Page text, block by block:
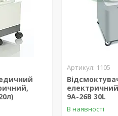
1105
9А-26В 30L
В наявності